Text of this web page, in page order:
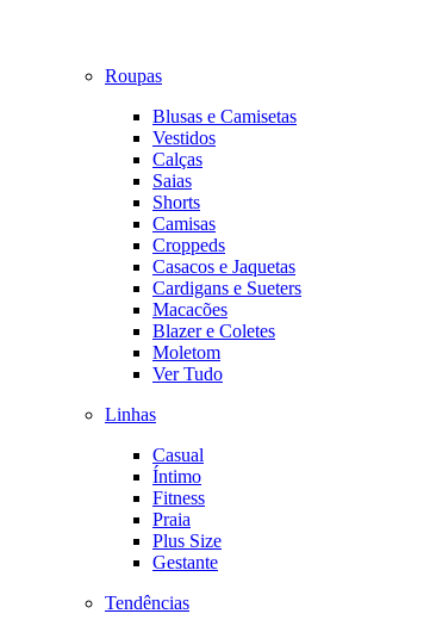
Roupas
Blusas e Camisetas
Vestidos
Calças
Saias
Shorts
Camisas
Croppeds
Casacos e Jaquetas
Cardigans e Sueters
Macacões
Blazer e Coletes
Moletom
Ver Tudo
Linhas
Casual
Íntimo
Fitness
Praia
Plus Size
Gestante
Tendências